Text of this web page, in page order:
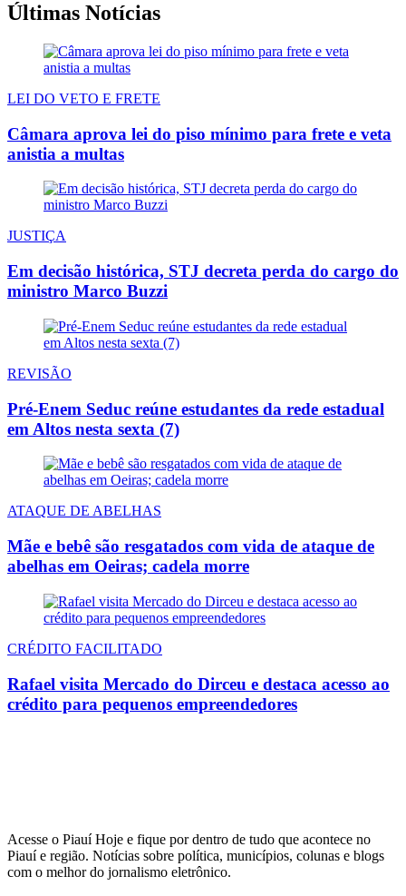
Últimas Notícias
LEI DO VETO E FRETE
Câmara aprova lei do piso mínimo para frete e veta
anistia a multas
JUSTIÇA
Em decisão histórica, STJ decreta perda do cargo do
ministro Marco Buzzi
REVISÃO
Pré-Enem Seduc reúne estudantes da rede estadual
em Altos nesta sexta (7)
ATAQUE DE ABELHAS
Mãe e bebê são resgatados com vida de ataque de
abelhas em Oeiras; cadela morre
CRÉDITO FACILITADO
Rafael visita Mercado do Dirceu e destaca acesso ao
crédito para pequenos empreendedores
Acesse o Piauí Hoje e fique por dentro de tudo que acontece no
Piauí e região. Notícias sobre política, municípios, colunas e blogs
com o melhor do jornalismo eletrônico.